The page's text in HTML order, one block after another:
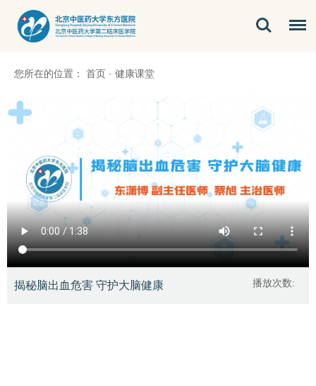
您所在的位置： 首页 · 健康课堂
揭秘脑出血危害 守护大脑健康 播放次数: